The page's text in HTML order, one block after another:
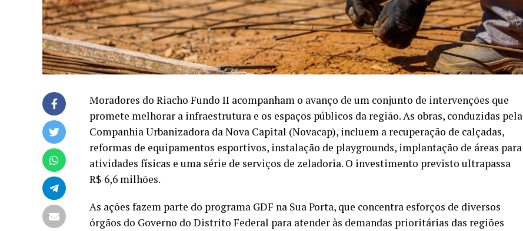
Moradores do Riacho Fundo II acompanham o avanço de um conjunto de intervenções que
promete melhorar a infraestrutura e os espaços públicos da região. As obras, conduzidas pela
Companhia Urbanizadora da Nova Capital (Novacap), incluem a recuperação de calçadas,
reformas de equipamentos esportivos, instalação de playgrounds, implantação de áreas para
atividades físicas e uma série de serviços de zeladoria. O investimento previsto ultrapassa
R$ 6,6 milhões.
As ações fazem parte do programa GDF na Sua Porta, que concentra esforços de diversos
órgãos do Governo do Distrito Federal para atender às demandas prioritárias das regiões